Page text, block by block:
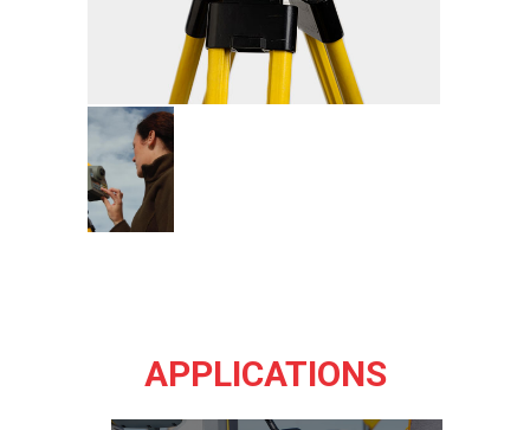
APPLICATIONS